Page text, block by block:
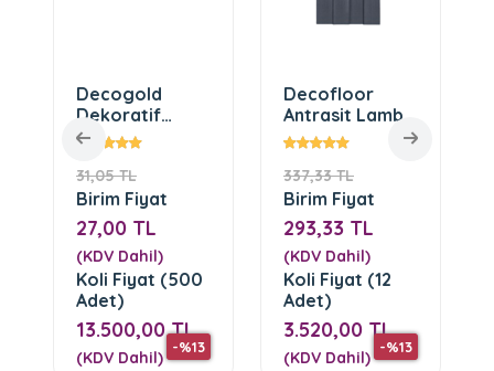
Decogold
Dekoratif
Motif ( DGM-
31,05 TL
-%13
Birim Fiyat
27,00 TL
(KDV Dahil)
Koli Fiyat (500
Adet)
13.500,00 TL
(KDV Dahil)
Decofloor
Antrasit Lambri
(DF-1201-07)
337,33 TL
-%13
Birim Fiyat
293,33 TL
(KDV Dahil)
Koli Fiyat (12
Adet)
3.520,00 TL
(KDV Dahil)